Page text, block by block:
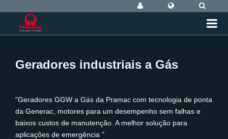
Geradores industriais a Gás
"Geradores GGW a Gás da Pramac com tecnologia de ponta
da Generac, motores para um desempenho sem falhas e
baixos custos de manutenção. A melhor solução para
aplicações de emergência "